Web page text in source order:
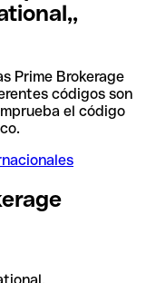
Prime Brokerage
códigos son
el código